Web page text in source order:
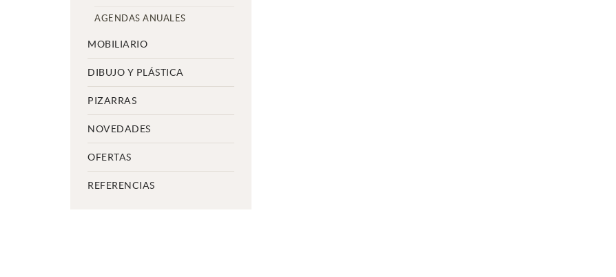
AGENDAS ANUALES
MOBILIARIO
DIBUJO Y PLÁSTICA
PIZARRAS
NOVEDADES
OFERTAS
REFERENCIAS